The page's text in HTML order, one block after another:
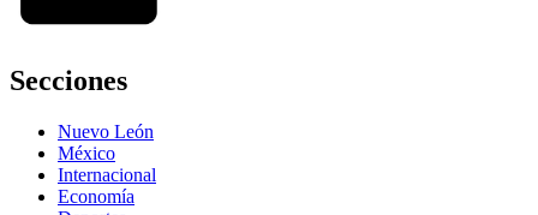
Secciones
Nuevo León
México
Internacional
Economía